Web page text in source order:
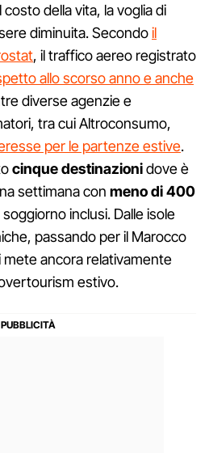
della vita, la voglia di
diminuita. Secondoil
, il traffico aereo registrato
allo scorso anno e anche
diverse agenzie e
tra cui Altroconsumo,
per le partenze estive.
cinque destinazionidove è
settimana con meno di 400
soggiorno inclusi. Dalle isole
passando per il Marocco
mete ancora relativamente
estivo.